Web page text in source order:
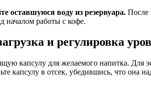
оставшуюся воду из резервуара. После
началом работы с кофе.
и регулировка
капсулу для желаемого напитка. Для
капсулу в отсек, убедившись, что она